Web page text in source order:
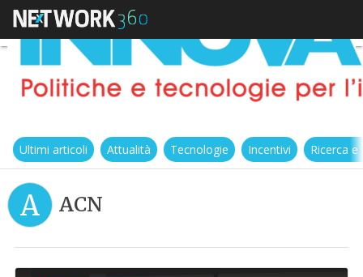
Ultimi articoli Attualità Tecnologie Incentivi Ricerca
A ACN